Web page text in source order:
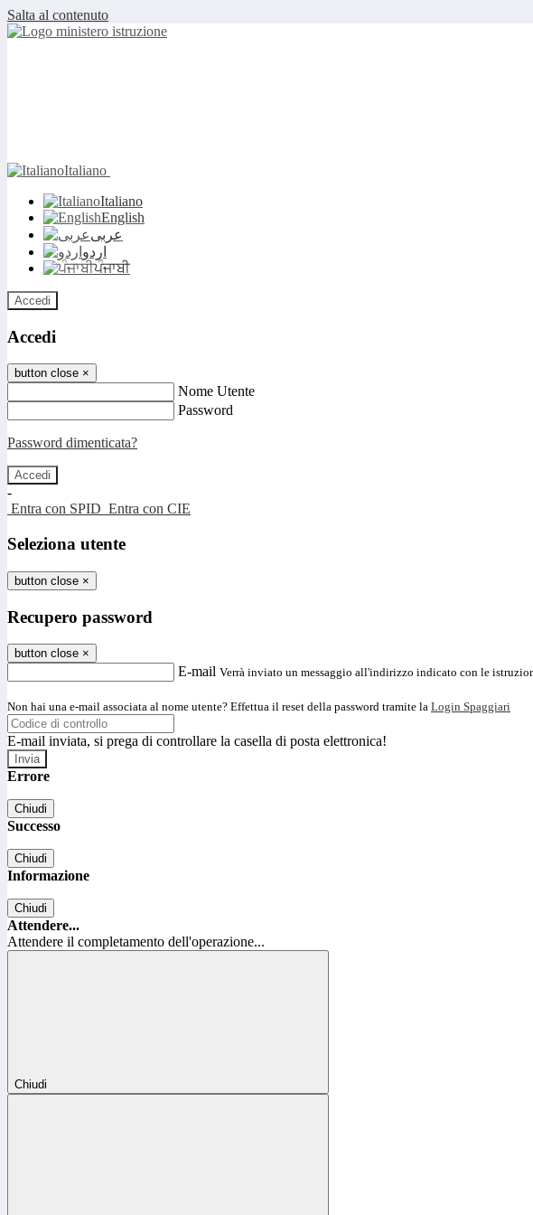
Salta al contenuto
Italiano
Italiano
English
عربى
اردو
ਪੰਜਾਬੀ
Accedi
Accedi
button close ×
Nome Utente
Password
Password dimenticata?
-
Entra con SPID Entra con CIE
Seleziona utente
button close ×
Recupero password
button close ×
E-mail Verrà inviato un messaggio all'indirizzo indicato con le
Non hai una e-mail associata al nome utente? Effettua il reset della password tramite la Login Spaggiari
E-mail inviata, si prega di controllare la casella di posta elettronica!
Errore
Chiudi
Successo
Chiudi
Informazione
Chiudi
Attendere...
Attendere il completamento dell'operazione...
Chiudi